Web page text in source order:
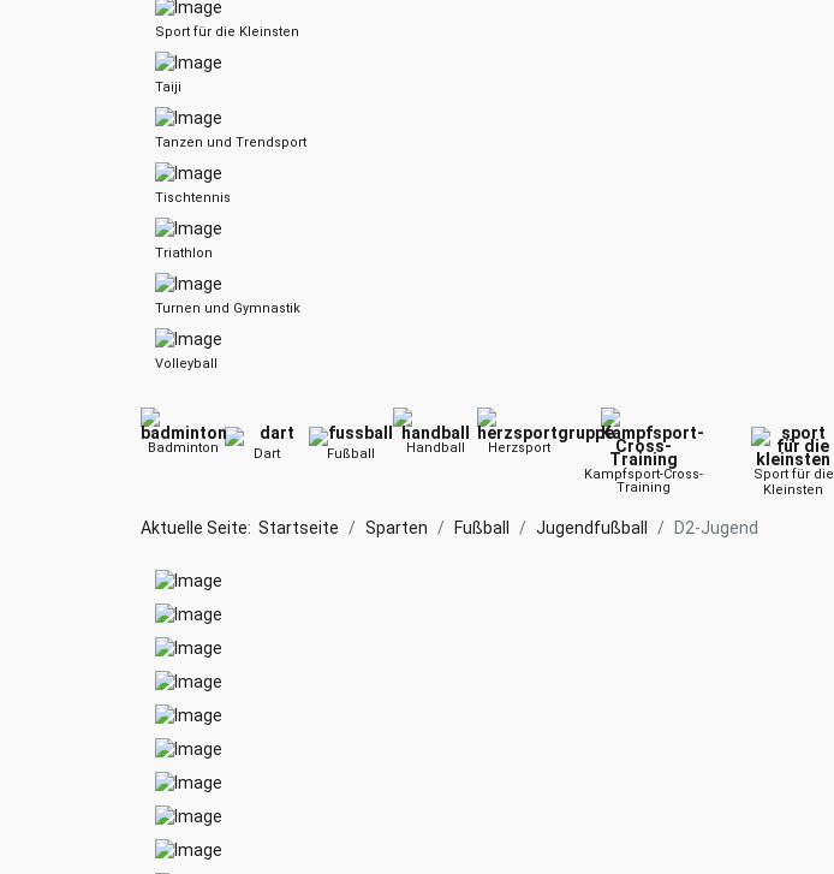
Sport für die Kleinsten
Taiji
Tanzen und Trendsport
Tischtennis
Triathlon
Turnen und Gymnastik
Volleyball
Badminton Dart Fußball Handball
Herzsport
Kampfsport-Cross-
Training
Sport für die
Kleinsten
Aktuelle Seite: Startseite Sparten Fußball Jugendfußball D2-Jugend